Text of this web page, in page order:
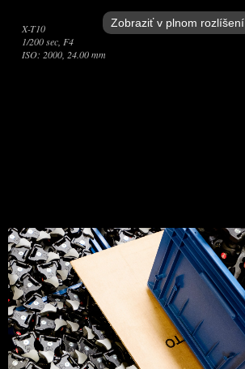
Zobraziť v plnom rozlíšení
X-T10
1/200 sec, F4
ISO: 2000, 24.00 mm